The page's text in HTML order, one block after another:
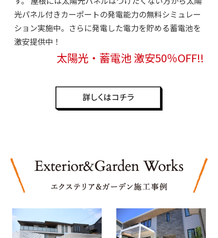
光パネル付きカーポートの発電能力の無料シミュレー
ション実施中。さらに発電した電力を貯める蓄電池を
激安提供中！
太陽光・蓄電池 激安50％OFF!!